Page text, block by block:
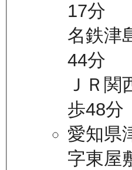
17分
名鉄津
44分
ＪＲ関
歩48分
愛知県
字東屋